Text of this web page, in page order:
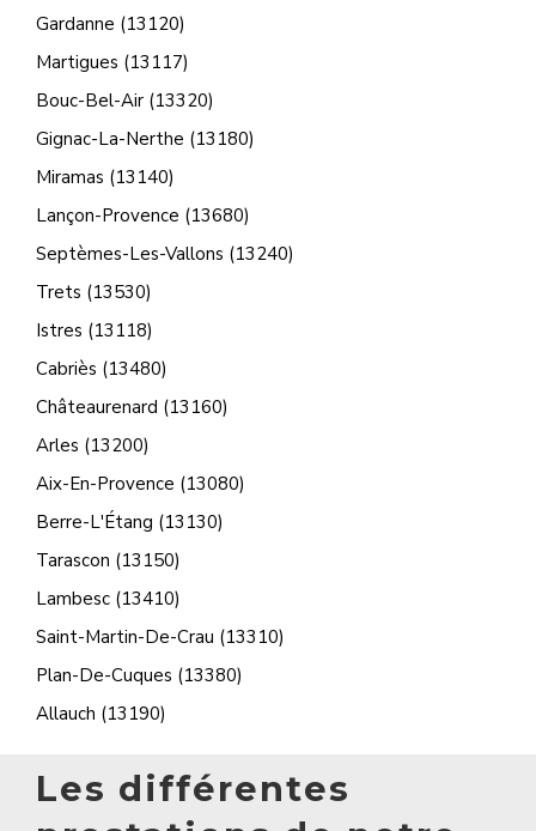
Gardanne (13120)
Martigues (13117)
Bouc-Bel-Air (13320)
Gignac-La-Nerthe (13180)
Miramas (13140)
Lançon-Provence (13680)
Septèmes-Les-Vallons (13240)
Trets (13530)
Istres (13118)
Cabriès (13480)
Châteaurenard (13160)
Arles (13200)
Aix-En-Provence (13080)
Berre-L'Étang (13130)
Tarascon (13150)
Lambesc (13410)
Saint-Martin-De-Crau (13310)
Plan-De-Cuques (13380)
Allauch (13190)
Les différentes